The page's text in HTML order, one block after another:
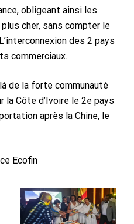
obligeant ainsi les
cher, sans compter le
des 2 pays
commerciaux.
de la forte communauté
la Côte d’Ivoire le 2e pays
après la Chine, le